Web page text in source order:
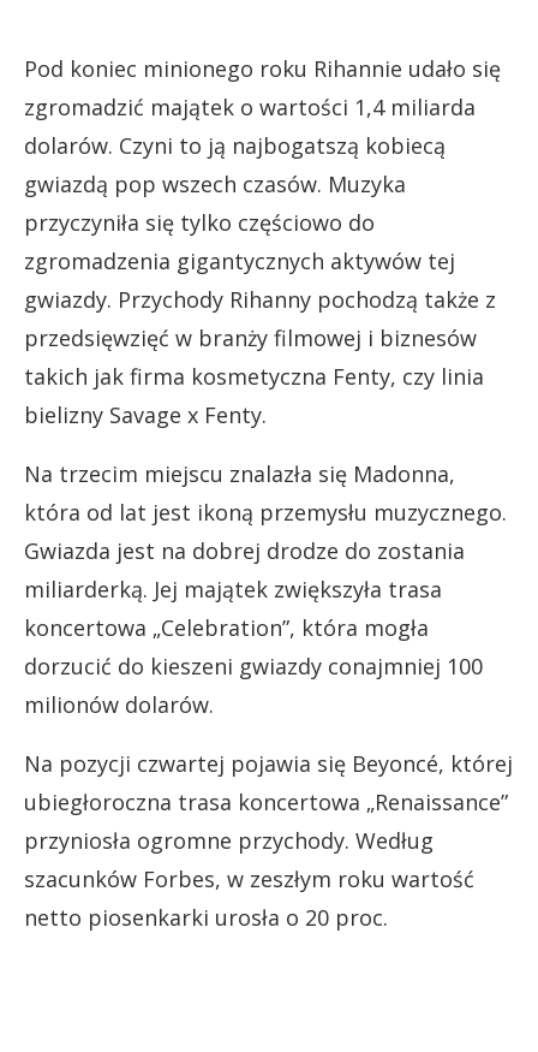
Pod koniec minionego roku Rihannie udało się
zgromadzić majątek o wartości 1,4 miliarda
dolarów. Czyni to ją najbogatszą kobiecą
gwiazdą pop wszech czasów. Muzyka
przyczyniła się tylko częściowo do
zgromadzenia gigantycznych aktywów tej
gwiazdy. Przychody Rihanny pochodzą także z
przedsięwzięć w branży filmowej i biznesów
takich jak firma kosmetyczna Fenty, czy linia
bielizny Savage x Fenty.
Na trzecim miejscu znalazła się Madonna,
która od lat jest ikoną przemysłu muzycznego.
Gwiazda jest na dobrej drodze do zostania
miliarderką. Jej majątek zwiększyła trasa
koncertowa „Celebration”, która mogła
dorzucić do kieszeni gwiazdy conajmniej 100
milionów dolarów.
Na pozycji czwartej pojawia się Beyoncé, której
ubiegłoroczna trasa koncertowa „Renaissance”
przyniosła ogromne przychody. Według
szacunków Forbes, w zeszłym roku wartość
netto piosenkarki urosła o 20 proc.